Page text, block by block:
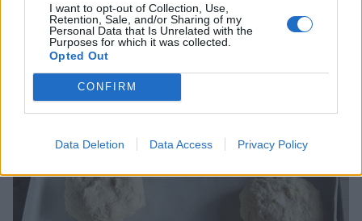
I want to opt-out of Collection, Use,
Retention, Sale, and/or Sharing of my
Personal Data that Is Unrelated with the
Purposes for which it was collected.
Opted Out
CONFIRM
Data Deletion Data Access Privacy Policy